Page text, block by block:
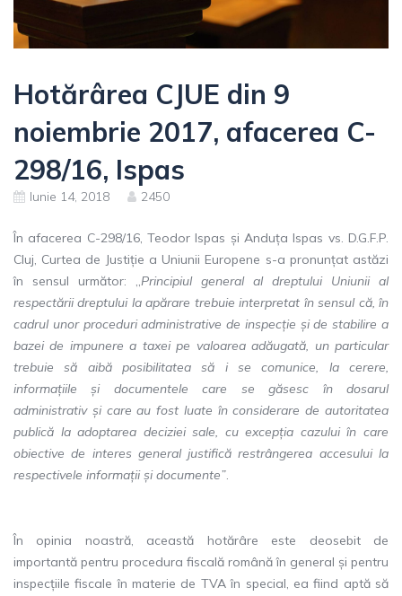
Hotărârea CJUE din 9
noiembrie 2017, afacerea C-
298/16, Ispas
Iunie 14, 2018 2450
În afacerea C-298/16, Teodor Ispas și Anduța Ispas vs. D.G.F.P.
Cluj, Curtea de Justiție a Uniunii Europene s-a pronunțat astăzi
în sensul următor: „Principiul general al dreptului Uniunii al
respectării dreptului la apărare trebuie interpretat în sensul că, în
cadrul unor proceduri administrative de inspecție și de stabilire a
bazei de impunere a taxei pe valoarea adăugată, un particular
trebuie să aibă posibilitatea să i se comunice, la cerere,
informațiile și documentele care se găsesc în dosarul
administrativ și care au fost luate în considerare de autoritatea
publică la adoptarea deciziei sale, cu excepția cazului în care
obiective de interes general justifică restrângerea accesului la
respectivele informații și documente”.
În opinia noastră, această hotărâre este deosebit de
importantă pentru procedura fiscală română în general și pentru
inspecțiile fiscale în materie de TVA în special, ea fiind aptă să